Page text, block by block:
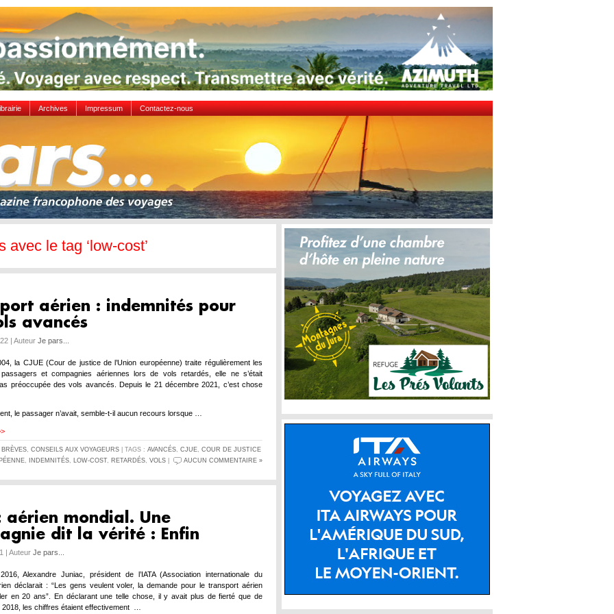
Archives Impressum Contactez-nous
avec le tag ‘low-cost’
aérien : indemnités pour
avancés
| Auteur Je pars...
la CJUE (Cour de justice de l’Union européenne) traite régulièrement les
et compagnies aériennes lors de vols retardés, elle ne s’était
préoccupée des vols avancés. Depuis le 21 décembre 2021, c’est chose
le passager n’avait, semble-t-il aucun recours lorsque …
BRÈVES, CONSEILS AUX VOYAGEURS | TAGS : AVANCÉS, CJUE, COUR DE JUSTICE
, INDEMNITÉS, LOW-COST, RETARDÉS, VOLS AUCUN COMMENTAIRE »
aérien mondial. Une
dit la vérité : Enfin
| Auteur Je pars...
Alexandre Juniac, président de l’IATA (Association internationale du
déclarait : “Les gens veulent voler, la demande pour le transport aérien
en 20 ans”. En déclarant une telle chose, il y avait plus de fierté que de
2018, les chiffres étaient effectivement …